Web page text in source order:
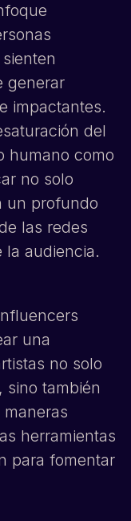
generar
impactantes.
del
humano como
no solo
un profundo
las redes
la audiencia.
una
no solo
sino también
herramientas
para fomentar